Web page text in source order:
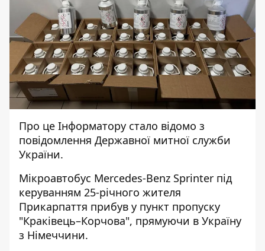
Про це Інформатору стало відомо з
повідомлення Державної митної служби
України.
Мікроавтобус Mercedes-Benz Sprinter під
керуванням 25-річного жителя
Прикарпаття прибув у пункт пропуску
"Краківець–Корчова", прямуючи в Україну
з Німеччини.